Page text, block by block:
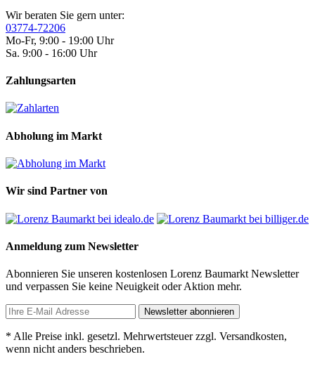
Wir beraten Sie gern unter:
03774-72206
Mo-Fr, 9:00 - 19:00 Uhr
Sa. 9:00 - 16:00 Uhr
Zahlungsarten
Abholung im Markt
Wir sind Partner von
Anmeldung zum Newsletter
Abonnieren Sie unseren kostenlosen Lorenz Baumarkt Newsletter
und verpassen Sie keine Neuigkeit oder Aktion mehr.
Newsletter abonnieren
* Alle Preise inkl. gesetzl. Mehrwertsteuer zzgl. Versandkosten,
wenn nicht anders beschrieben.